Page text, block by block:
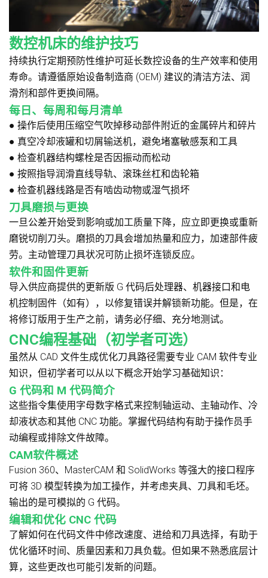
数控机床的维护技巧
持续执行定期预防性维护可延长数控设备的生产效率和使用
寿命。请遵循原始设备制造商 (OEM) 建议的清洁方法、润
滑剂和部件更换间隔。
每日、每周和每月清单
● 操作后使用压缩空气吹掉移动部件附近的金属碎片和碎片
● 真空冷却液罐和切屑输送机，避免堵塞敏感泵和工具
● 检查机器结构螺栓是否因振动而松动
● 按照指导润滑直线导轨、滚珠丝杠和齿轮箱
● 检查机器线路是否有啮齿动物或湿气损坏
刀具磨损与更换
一旦公差开始受到影响或加工质量下降，应立即更换或重新
磨锐切削刀头。磨损的刀具会增加热量和应力，加速部件疲
劳。主动管理刀具状况可防止损坏连锁反应。
软件和固件更新
导入供应商提供的更新版 G 代码后处理器、机器接口和电
机控制固件（如有），以修复错误并解锁新功能。但是，在
将修订版用于生产之前，请务必仔细、充分地测试。
CNC编程基础（初学者可选）
虽然从 CAD 文件生成优化刀具路径需要专业 CAM 软件专业
知识，但初学者可以从以下概念开始学习基础知识：
G 代码和 M 代码简介
这些指令集使用字母数字格式来控制轴运动、主轴动作、冷
却液状态和其他 CNC 功能。掌握代码结构有助于操作员手
动编程或排除文件故障。
CAM软件概述
Fusion 360、MasterCAM 和 SolidWorks 等强大的接口程序
可将 3D 模型转换为加工操作，并考虑夹具、刀具和毛坯。
输出的是可模拟的 G 代码。
编辑和优化 CNC 代码
了解如何在代码文件中修改速度、进给和刀具选择，有助于
优化循环时间、质量因素和刀具负载。但如果不熟悉底层计
算，这些更改也可能引发新的问题。